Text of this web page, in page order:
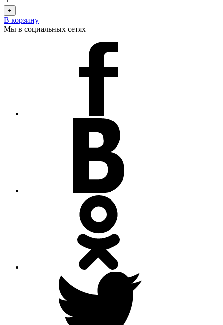
+
В корзину
Мы в социальных сетях